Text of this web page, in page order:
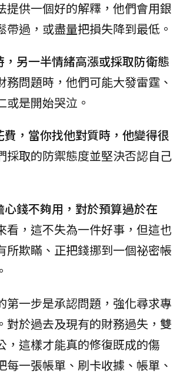
提供一個好的解釋，他們會用銀
帶過，或盡量把損失降到最低。
，另一半情緒高漲或採取防衛態
務問題時，他們可能大發雷霆、
或是開始哭泣。
費，當你找他對質時，他變得很
採取的防禦態度並堅決否認自己
心錢不夠用，對於預算過於在
看，這不失為一件好事，但這也
所欺瞞、正把錢挪到一個祕密帳
第一步是承認問題，強化尋求專
對於過去及現有的財務過失，雙
，這樣才能真的修復既成的傷
每一張帳單、刷卡收據、帳單、